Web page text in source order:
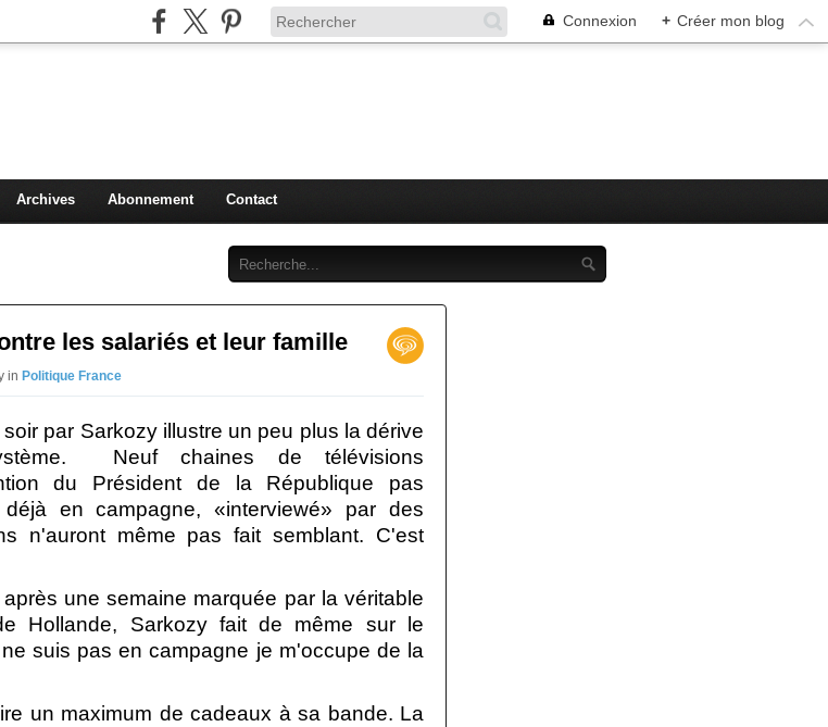
Connexion + Créer mon blog
Archives Abonnement Contact
les salariés et leur famille
in Politique France
par Sarkozy illustre un peu plus la dérive
Neuf chaines de télévisions
du Président de la République pas
en campagne, «interviewé» par des
n'auront même pas fait semblant. C'est
une semaine marquée par la véritable
Hollande, Sarkozy fait de même sur le
suis pas en campagne je m'occupe de la
un maximum de cadeaux à sa bande. La